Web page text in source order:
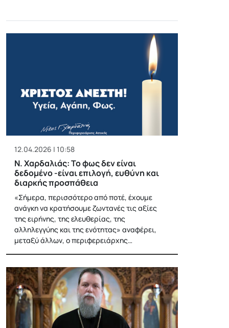
12.04.2026 | 10:58
Ν. Χαρδαλιάς: Το φως δεν είναι
δεδομένο -είναι επιλογή, ευθύνη και
διαρκής προσπάθεια
«Σήμερα, περισσότερο από ποτέ, έχουμε
ανάγκη να κρατήσουμε ζωντανές τις αξίες
της ειρήνης, της ελευθερίας, της
αλληλεγγύης και της ενότητας» αναφέρει,
μεταξύ άλλων, ο περιφερειάρχης…